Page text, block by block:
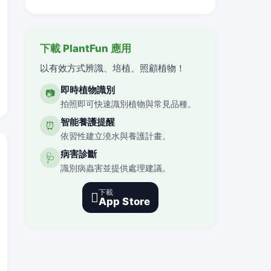
下載 PlantFun 應用
以有效方式辨識、培植、照顧植物！
📷 即時植物識別
拍照即可快速識別植物與常見品種。
⏰ 智能養護提醒
依習性建立澆水與養護計畫。
🩺 病害診斷
識別病蟲害並提供處理建議。
下載
App Store